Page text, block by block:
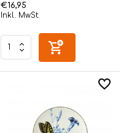
€16,95
Inkl. MwSt.